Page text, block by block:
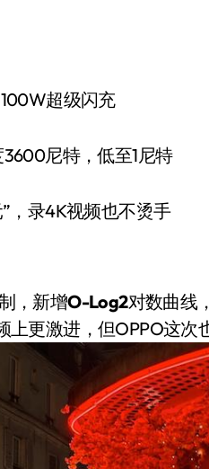
超级闪充
尼特，低至1尼特
，录4K视频也不烫手
，新增O-Log2对数曲线
更激进，但OPPO这次